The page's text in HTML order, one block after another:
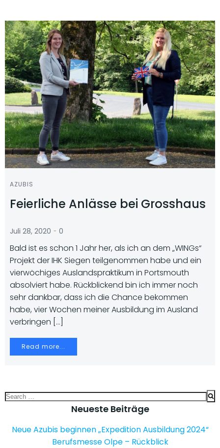
AZUBIS
Feierliche Anlässe bei Grosshaus
Juli 28, 2020 - 0
Bald ist es schon 1 Jahr her, als ich an dem „WINGs“
Projekt der IHK Siegen teilgenommen habe und ein
vierwöchiges Auslandspraktikum in Portsmouth
absolviert habe. Rückblickend bin ich immer noch
sehr dankbar, dass ich die Chance bekommen
habe, vier Wochen meiner Ausbildung im Ausland
verbringen […]
Read more...
Search
Neueste Beiträge
Neue Azubis beginnen „Expedition Ausbildung 2024“
Berufsmesse Olpe – Rückblick